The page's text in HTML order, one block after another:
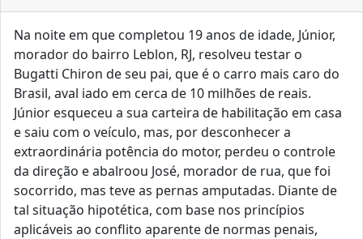
Na noite em que completou 19 anos de idade, Júnior,
morador do bairro Leblon, RJ, resolveu testar o
Bugatti Chiron de seu pai, que é o carro mais caro do
Brasil, aval iado em cerca de 10 milhões de reais.
Júnior esqueceu a sua carteira de habilitação em casa
e saiu com o veículo, mas, por desconhecer a
extraordinária potência do motor, perdeu o controle
da direção e abalroou José, morador de rua, que foi
socorrido, mas teve as pernas amputadas. Diante de
tal situação hipotética, com base nos princípios
aplicáveis ao conflito aparente de normas penais,